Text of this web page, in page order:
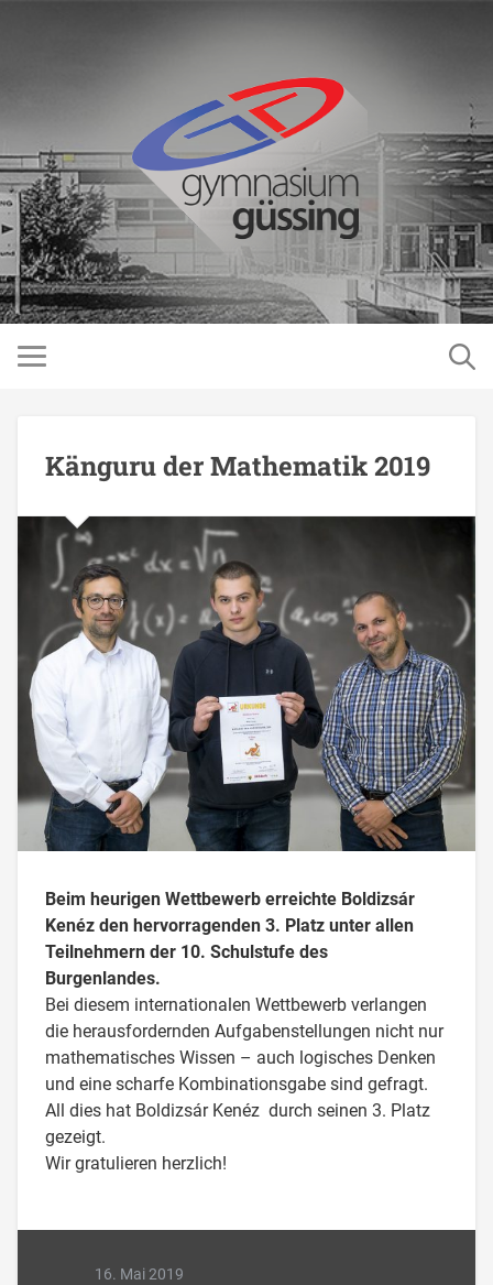
Känguru der Mathematik 2019
Beim heurigen Wettbewerb erreichte Boldizsár
Kenéz den hervorragenden 3. Platz unter allen
Teilnehmern der 10. Schulstufe des
Burgenlandes.
Bei diesem internationalen Wettbewerb verlangen
die herausfordernden Aufgabenstellungen nicht nur
mathematisches Wissen – auch logisches Denken
und eine scharfe Kombinationsgabe sind gefragt.
All dies hat Boldizsár Kenéz durch seinen 3. Platz
gezeigt.
Wir gratulieren herzlich!
16. Mai 2019